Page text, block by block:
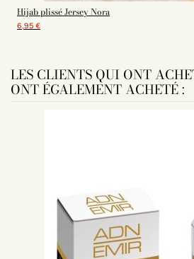
Hijab plissé Jersey Nora
6,95 €
LES CLIENTS QUI ONT
ONT ÉGALEMENT ACHETÉ :